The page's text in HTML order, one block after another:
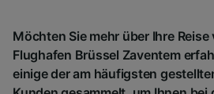
Möchten Sie mehr über Ihre
Flughafen Brüssel Zaventem
einige der am häufigsten